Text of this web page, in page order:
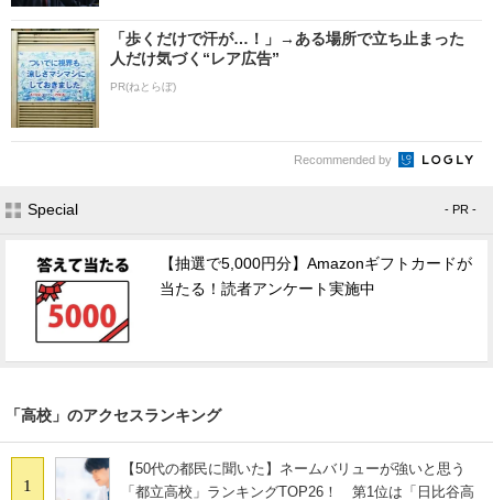
「歩くだけで汗が…！」→ある場所で立ち止まった
人だけ気づく“レア広告”
PR(ねとらぼ)
Recommended by
Special - PR -
【抽選で5,000円分】Amazonギフトカードが
当たる！読者アンケート実施中
「高校」のアクセスランキング
1
【50代の都民に聞いた】ネームバリューが強いと思う
「都立高校」ランキングTOP26！ 第1位は「日比谷高